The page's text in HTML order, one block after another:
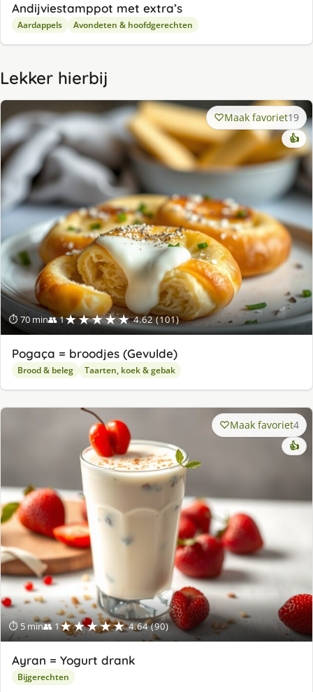
Andijviestamppot met extra’s
Aardappels Avondeten & hoofdgerechten
Lekker hierbij
⏱ 70 min👥 1★★★★★ 4.62 (101)
Maak favoriet19
👍
Pogaça = broodjes (Gevulde)
Brood & beleg Taarten, koek & gebak
⏱ 5 min👥 1★★★★★ 4.64 (90)
Maak favoriet4
👍
Ayran = Yogurt drank
Bijgerechten